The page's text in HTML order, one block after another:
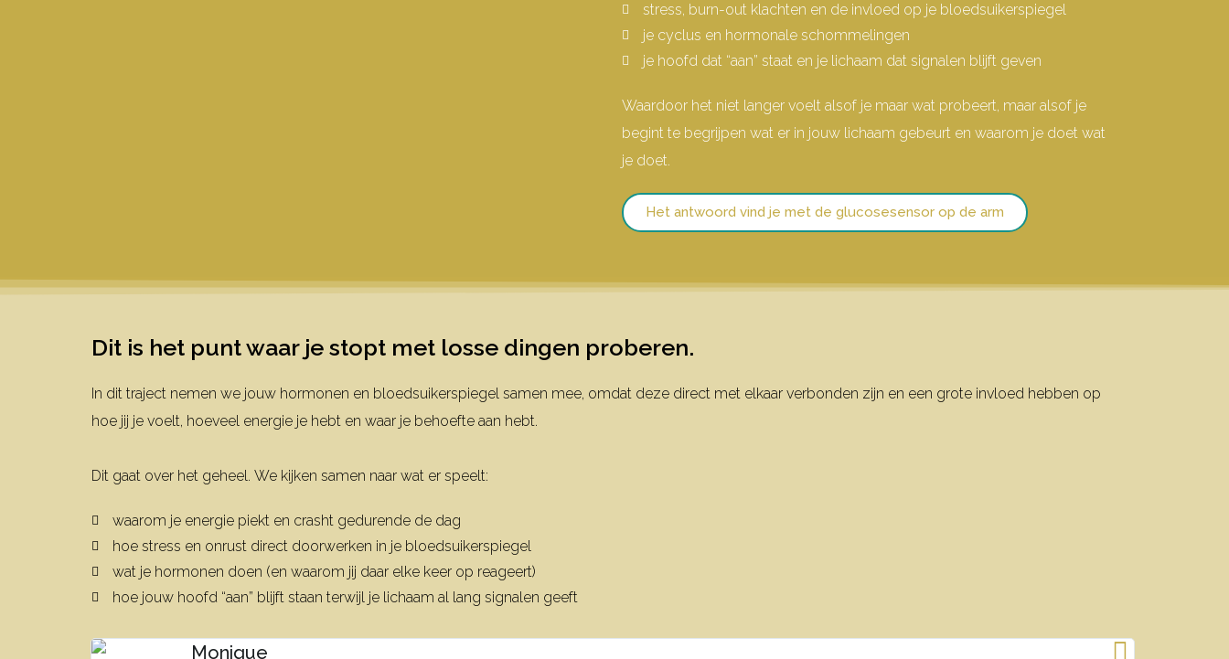
stress, burn-out klachten en de invloed op je bloedsuikerspiegel
je cyclus en hormonale schommelingen
je hoofd dat “aan” staat en je lichaam dat signalen blijft geven
Waardoor het niet langer voelt alsof je maar wat probeert, maar alsof je
begint te begrijpen wat er in jouw lichaam gebeurt en waarom je doet wat
je doet.
Het antwoord vind je met de glucosesensor op de arm
Dit is het punt waar je stopt met losse dingen proberen.
In dit traject nemen we jouw hormonen en bloedsuikerspiegel samen mee, omdat deze direct met elkaar verbonden zijn en een grote invloed hebben op
hoe jij je voelt, hoeveel energie je hebt en waar je behoefte aan hebt.
Dit gaat over het geheel. We kijken samen naar wat er speelt:
waarom je energie piekt en crasht gedurende de dag
hoe stress en onrust direct doorwerken in je bloedsuikerspiegel
wat je hormonen doen (en waarom jij daar elke keer op reageert)
hoe jouw hoofd “aan” blijft staan terwijl je lichaam al lang signalen geeft
Monique